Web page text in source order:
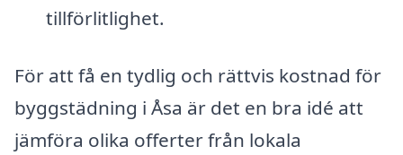
tillförlitlighet.
För att få en tydlig och rättvis kostnad för
byggstädning i Åsa är det en bra idé att
jämföra olika offerter från lokala